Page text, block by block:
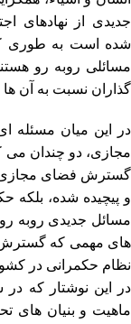
جدیدی از نهادهای
شده است به طوری که
مسائلی روبه رو
گذاران نسبت به آن
در این میان مسئله
مجازی، دو چندان می
گسترش فضای مجازی
و پیچیده شده، بلکه
مسائل جدیدی روبه
های مهمی که گسترش
نظام حکمرانی در
در این نوشتار که
ماهیت و بنیان های